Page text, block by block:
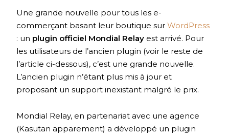
Une grande nouvelle pour tous les e-
commerçant basant leur boutique surWordPress
: un plugin officiel Mondial Relay est arrivé. Pour
les utilisateurs de l’ancien plugin (voir le reste de
l’article ci-dessous), c’est une grande nouvelle.
L’ancien plugin n’étant plus mis à jour et
proposant un support inexistant malgré le prix.
Mondial Relay, en partenariat avec une agence
(Kasutan apparement) a développé un plugin